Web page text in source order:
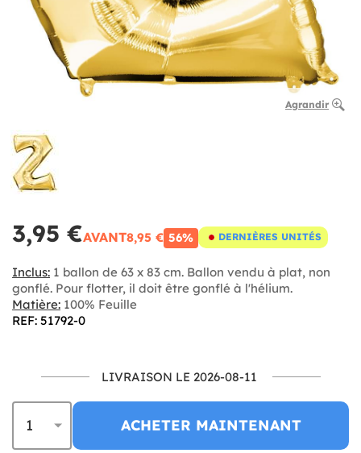
Agrandir
3,95 €AVANT8,95 € 56% DERNIÈRES UNITÉS
Inclus: 1 ballon de 63 x 83 cm. Ballon vendu à plat, non
gonflé. Pour flotter, il doit être gonflé à l'hélium.
Matière: 100% Feuille
REF: 51792-0
LIVRAISON LE 2026-08-11
ACHETER MAINTENANT